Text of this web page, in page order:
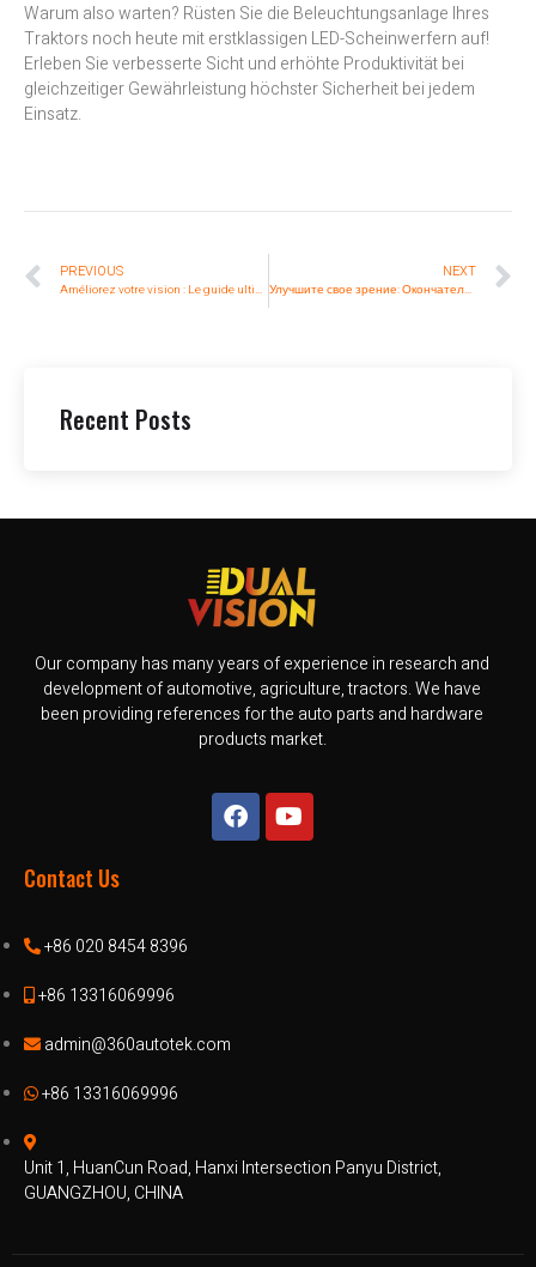
Warum also warten? Rüsten Sie die Beleuchtungsanlage Ihres
Traktors noch heute mit erstklassigen LED-Scheinwerfern auf!
Erleben Sie verbesserte Sicht und erhöhte Produktivität bei
gleichzeitiger Gewährleistung höchster Sicherheit bei jedem
Einsatz.
PREVIOUS
Améliorez votre vision : Le guide ultime pour choisir les projecteurs LED pour tracteurs
NEXT
Улучшите свое зрение: Окончательное руководство по выбору тракторных светодиодных прожекторов
Recent Posts
Our company has many years of experience in research and
development of automotive, agriculture, tractors. We have
been providing references for the auto parts and hardware
products market.
Contact Us
+86 020 8454 8396
+86 13316069996
admin@360autotek.com
+86 13316069996
Unit 1, HuanCun Road, Hanxi Intersection Panyu District,
GUANGZHOU, CHINA